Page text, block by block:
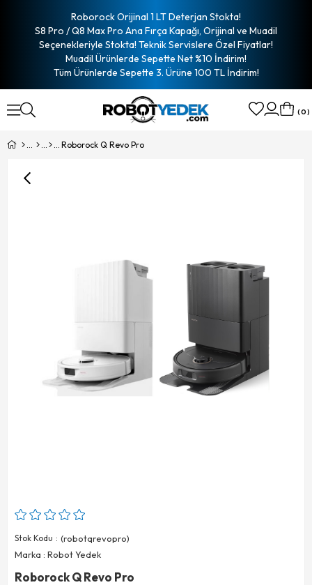
Roborock Orijinal 1 LT Deterjan Stokta!
S8 Pro / Q8 Max Pro Ana Fırça Kapağı, Orijinal ve Muadil
Seçenekleriyle Stokta! Teknik Servislere Özel Fiyatlar!
Muadil Ürünlerde Sepette Net %10 İndirim!
Tüm Ürünlerde Sepette 3. Ürüne 100 TL İndirim!
0
Roborock Q Revo Pro
Stok Kodu
(robotqrevopro)
Marka : Robot Yedek
Roborock Q Revo Pro